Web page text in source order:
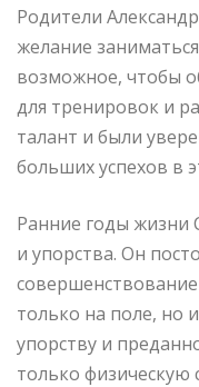
Родители
желание
возможное, чтобы
для тренировок и
талант и были
больших успехов в
Ранние годы жизни
и упорства. Он
только на поле, но
упорству и
только физическую